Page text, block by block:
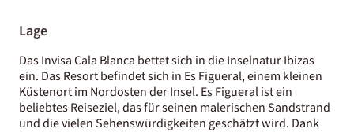
Lage
Das Invisa Cala Blanca bettet sich in die Inselnatur Ibizas
ein. Das Resort befindet sich in Es Figueral, einem kleinen
Küstenort im Nordosten der Insel. Es Figueral ist ein
beliebtes Reiseziel, das für seinen malerischen Sandstrand
und die vielen Sehenswürdigkeiten geschätzt wird. Dank